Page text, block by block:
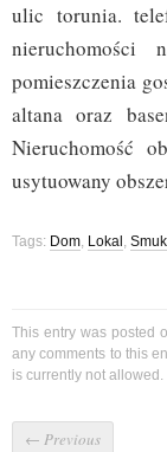
ulic torunia.
nieruchomości
pomieszczenia
altana oraz
Nieruchomość
usytuowany
Tags: Dom, Lokal ,
This entry was posted
any comments to this
is currently not allowed.
← Previous